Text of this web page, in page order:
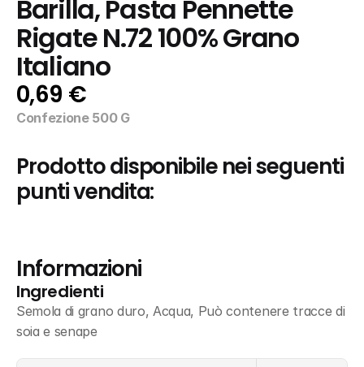
Barilla, Pasta Pennette
Rigate N.72 100% Grano
Italiano
0,69 €
Confezione 500 G
Prodotto disponibile nei seguenti
punti vendita:
Informazioni
Ingredienti
Semola di grano duro, Acqua, Può contenere tracce di
soia e senape